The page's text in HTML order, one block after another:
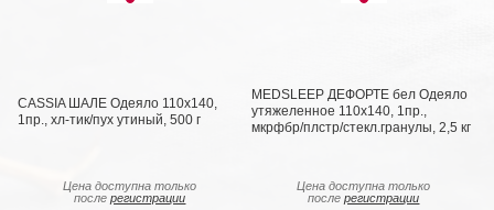
CASSIA ШАЛЕ Одеяло 110х140,
1пр., хл-тик/пух утиный, 500 г
Цена доступна только
послерегистрации
MEDSLEEP ДEФOРТЕ бел Одеяло
утяжеленное 110х140, 1пр.,
мкрфбр/плстр/стекл.гранулы, 2,5 кг
Цена доступна только
послерегистрации